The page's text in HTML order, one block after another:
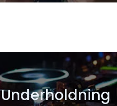
Underholdning